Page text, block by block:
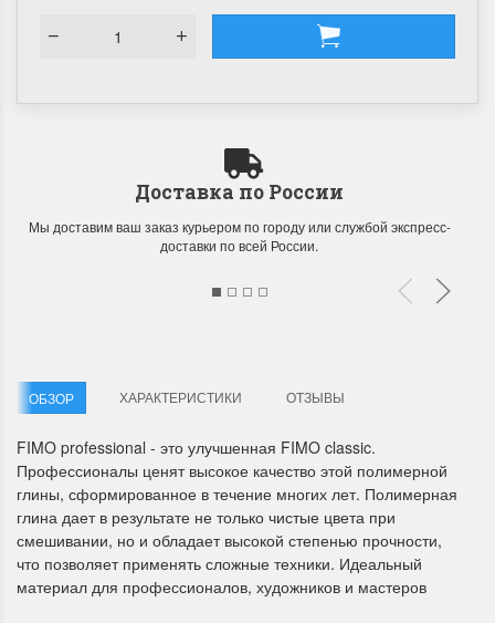
Доставка по России
Мы доставим ваш заказ курьером по городу или службой экспресс-
доставки по всей России.
ОБЗОР ХАРАКТЕРИСТИКИ ОТЗЫВЫ
FIMO professional - это улучшенная FIMO classic.
Профессионалы ценят высокое качество этой полимерной
глины, сформированное в течение многих лет. Полимерная
глина дает в результате не только чистые цвета при
смешивании, но и обладает высокой степенью прочности,
что позволяет применять сложные техники. Идеальный
материал для профессионалов, художников и мастеров